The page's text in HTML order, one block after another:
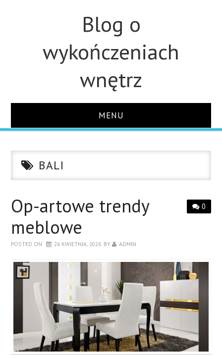
Blog o
wykończeniach
wnętrz
MENU
ŁAZIENKA
DRZWI
SYPIALNIA
O BLOGU
KONTAKT
BALI
0
Op-artowe trendy
meblowe
POSTED ON 26 KWIETNIA, 2026 BY ADMIN